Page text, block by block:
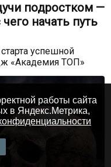
подростком —
начать путь
успешной
«Академия ТОП»
работы сайта
в Яндекс.Метрика,